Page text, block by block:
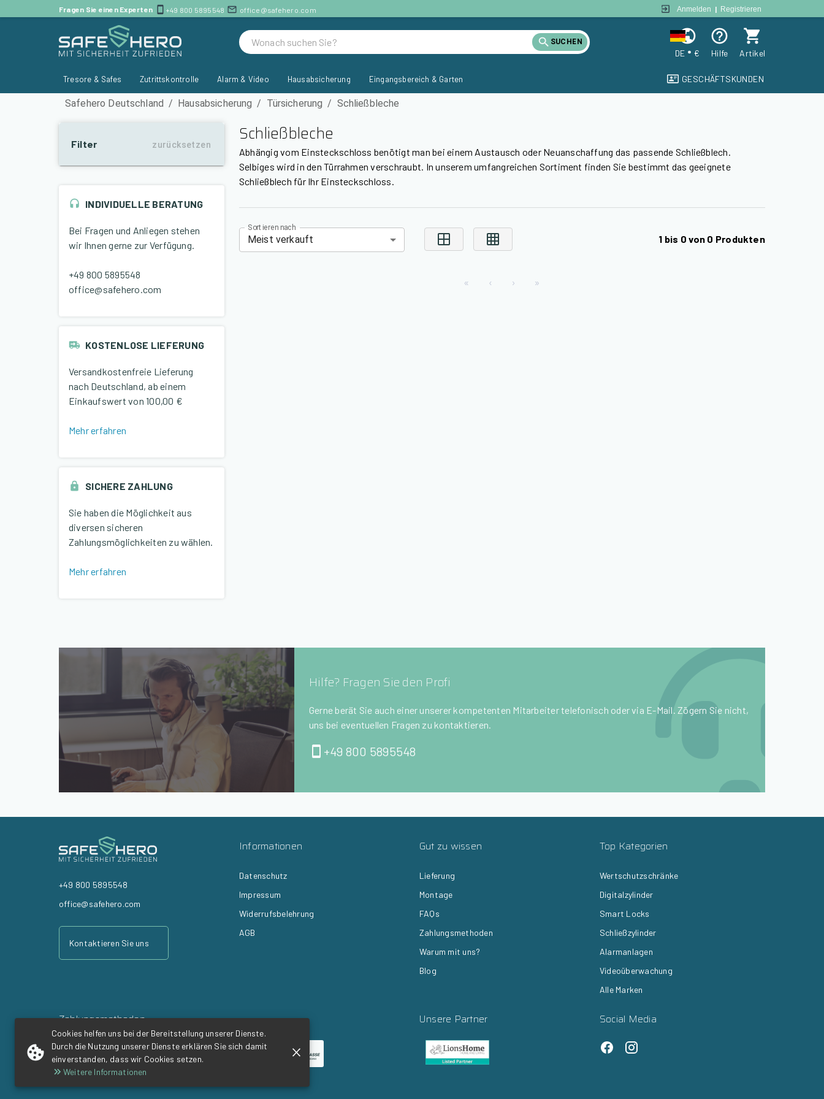
Fragen Sie einen Experten +49 800 5895548 office@safehero.com Anmelden | Registrieren
SUCHEN
DE € Hilfe Artikel
Tresore & Safes Zutrittskontrolle Alarm & Video Hausabsicherung Eingangsbereich & Garten GESCHÄFTSKUNDEN
Safehero Deutschland / Hausabsicherung / Türsicherung / Schließbleche
Filter zurücksetzen
INDIVIDUELLE BERATUNG
Bei Fragen und Anliegen stehen
wir Ihnen gerne zur Verfügung.
+49 800 5895548
office@safehero.com
KOSTENLOSE LIEFERUNG
Versandkostenfreie Lieferung
nach Deutschland, ab einem
Einkaufswert von 100,00 €
Mehr erfahren
SICHERE ZAHLUNG
Sie haben die Möglichkeit aus
diversen sicheren
Zahlungsmöglichkeiten zu wählen.
Mehr erfahren
Schließbleche
Abhängig vom Einsteckschloss benötigt man bei einem Austausch oder Neuanschaffung das passende Schließblech.
Selbiges wird in den Türrahmen verschraubt. In unserem umfangreichen Sortiment finden Sie bestimmt das geeignete
Schließblech für Ihr Einsteckschloss.
Sortieren nach
Meist verkauft 1 bis 0 von 0 Produkten
« ‹ › »
Hilfe? Fragen Sie den Profi
Gerne berät Sie auch einer unserer kompetenten Mitarbeiter telefonisch oder via E-Mail. Zögern Sie nicht,
uns bei eventuellen Fragen zu kontaktieren.
+49 800 5895548
Cookies helfen uns bei der Bereitstellung unserer Dienste.
Durch die Nutzung unserer Dienste erklären Sie sich damit
einverstanden, dass wir Cookies setzen.
Weitere Informationen
+49 800 5895548
office@safehero.com
Kontaktieren Sie uns
Informationen
Datenschutz
Impressum
Widerrufsbelehrung
AGB
Gut zu wissen
Lieferung
Montage
FAQs
Zahlungsmethoden
Warum mit uns?
Blog
Top Kategorien
Wertschutzschränke
Digitalzylinder
Smart Locks
Schließzylinder
Alarmanlagen
Videoüberwachung
Alle Marken
Zahlungsmethoden Unsere Partner Social Media
Schließbleche günstig kaufen | SafeHero Deutschland